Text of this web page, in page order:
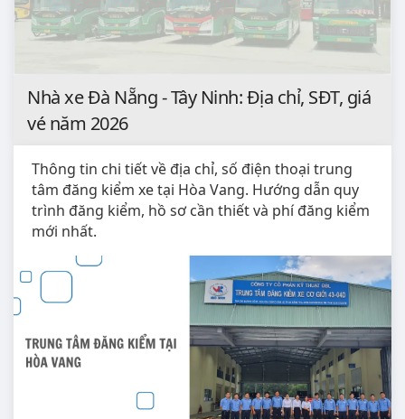
Nhà xe Đà Nẵng - Tây Ninh: Địa chỉ, SĐT, giá
vé năm 2026
Thông tin chi tiết về địa chỉ, số điện thoại trung
tâm đăng kiểm xe tại Hòa Vang. Hướng dẫn quy
trình đăng kiểm, hồ sơ cần thiết và phí đăng kiểm
mới nhất.